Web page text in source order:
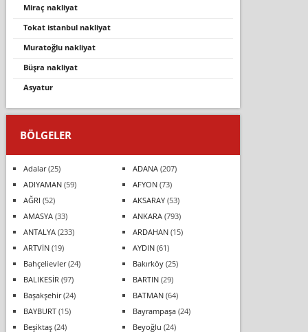
miraç nakliyat
tokat i̇stanbul nakliyat
muratoğlu nakliyat
büşra nakliyat
asyatur
BÖLGELER
Adalar(25) ADANA(207)
ADIYAMAN(59) AFYON(73)
AĞRI (52) AKSARAY(53)
AMASYA(33) ANKARA(793)
ANTALYA(233) ARDAHAN(15)
ARTVİN(19) AYDIN(61)
Bahçelievler(24) Bakırköy(25)
BALIKESİR (97) BARTIN(29)
Başakşehir(24) BATMAN(64)
BAYBURT(15) Bayrampaşa(24)
Beşiktaş(24) Beyoğlu (24)